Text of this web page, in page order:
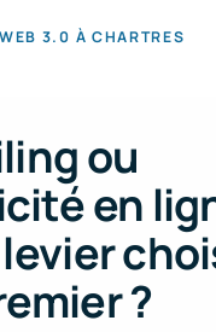
3.0 À CHARTRES
ou
en
?